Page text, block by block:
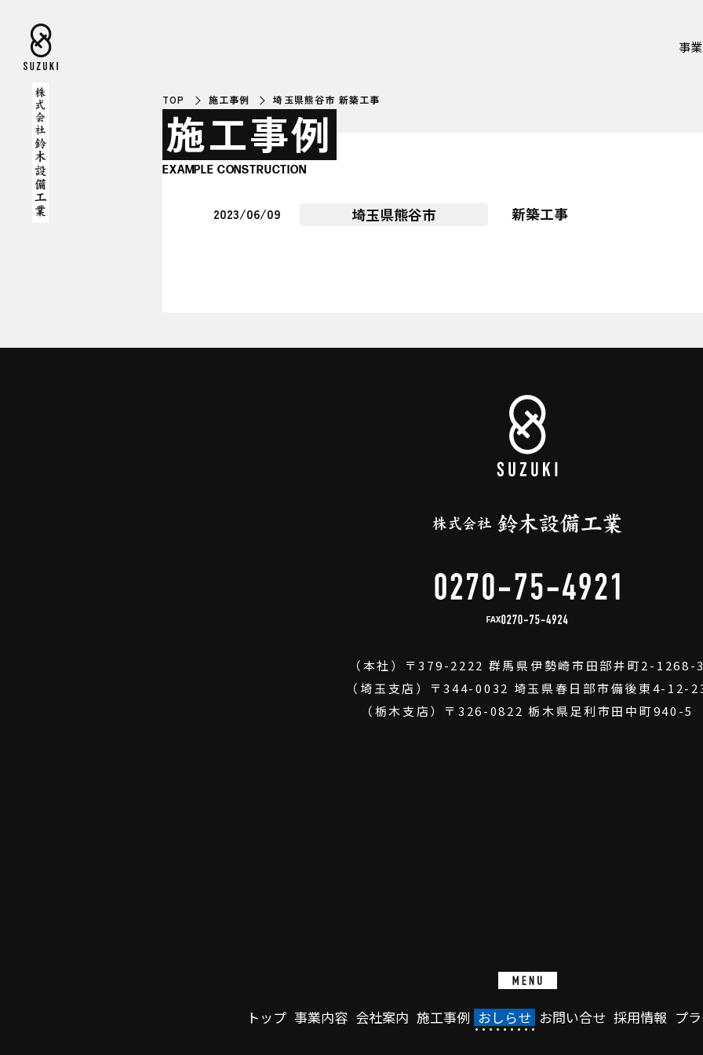
事
TOP 施工事例 埼玉県熊谷市 新築工事
施工事例
EXAMPLE CONSTRUCTION
2023/06/09 埼玉県熊谷市 新築工事
FAX
（本社） 〒379-2222 群馬県伊勢崎市田部井町2-1268-
（埼玉支店）
〒344-0032 埼玉県春日部市備後東4-12-
（栃木支店） 〒326-0822 栃木県足利市田中町940-5
トップ 事業内容 会社案内 施工事例 おしらせ お問い合せ 採用情報 プ